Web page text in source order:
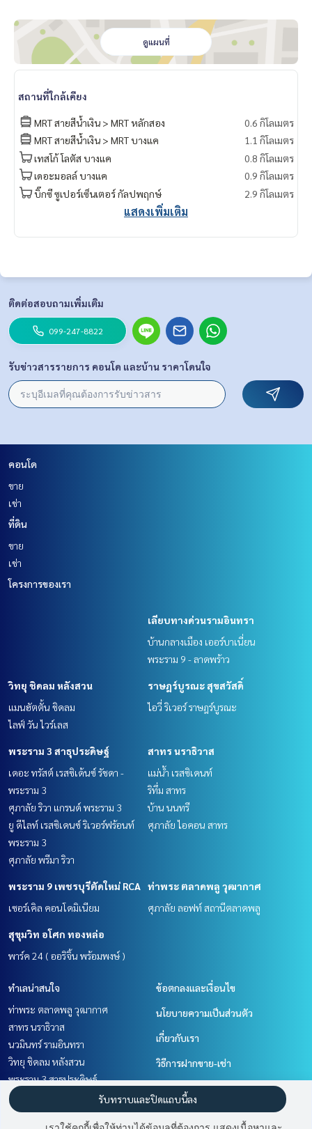
ESID-00101
ดูแผนที่
สถานที่ใกล้เคียง
MRT สายสีน้ำเงิน > MRT หลักสอง
0.6 กิโลเมตร
MRT สายสีน้ำเงิน > MRT บางแค
1.1 กิโลเมตร
เทสโก้ โลตัส บางแค
0.8 กิโลเมตร
เดอะมอลล์ บางแค
0.9 กิโลเมตร
บิ๊กซี ซูเปอร์เซ็นเตอร์ กัลปพฤกษ์
2.9 กิโลเมตร
แสดงเพิ่มเติม
ติดต่อสอบถามเพิ่มเติม
099-247-8822
รับข่าวสารรายการ คอนโด และบ้าน ราคาโดนใจ
คอนโด
ขาย
เช่า
ที่ดิน
ขาย
เช่า
โครงการของเรา
เลียบทางด่วนรามอินทรา
บ้านกลางเมือง เออร์บาเนี่ยน
พระราม 9 - ลาดพร้าว
วิทยุ ชิดลม หลังสวน
แมนฮัตตั้น ชิดลม
ไลฟ์ วัน ไวร์เลส
ราษฎร์บูรณะ สุขสวัสดิ์
ไอวี่ ริเวอร์ ราษฎร์บูรณะ
พระราม 3 สาธุประดิษฐ์
เดอะ ทรัสต์ เรสซิเด้นซ์ รัชดา -
พระราม 3
ศุภาลัย ริวา แกรนด์ พระราม 3
ยู ดีไลท์ เรสซิเดนซ์ ริเวอร์ฟร้อนท์
พระราม 3
ศุภาลัย พรีมา ริวา
สาทร นราธิวาส
แม่น้ำ เรสซิเดนท์
ริทึ่ม สาทร
บ้าน นนทรี
ศุภาลัย ไอคอน สาทร
พระราม 9 เพชรบุรีตัดใหม่ RCA
เซอร์เคิล คอนโดมิเนียม
ท่าพระ ตลาดพลู วุฒากาศ
ศุภาลัย ลอฟท์ สถานีตลาดพลู
สุขุมวิท อโศก ทองหล่อ
พาร์ค 24 ( ออริจิ้น พร้อมพงษ์ )
ทำเลน่าสนใจ
ท่าพระ ตลาดพลู วุฒากาศ
สาทร นราธิวาส
นวมินทร์ รามอินทรา
วิทยุ ชิดลม หลังสวน
พระราม 3 สาธุประดิษฐ์
สุขุมวิท อโศก ทองหล่อ
ราษฎร์บูรณะ สุขสวัสดิ์
ข้อตกลงและเงื่อนไข
นโยบายความเป็นส่วนตัว
เกี่ยวกับเรา
วิธีการฝากขาย-เช่า
ติดต่อ
รับทราบและปิดแถบนี้ลง